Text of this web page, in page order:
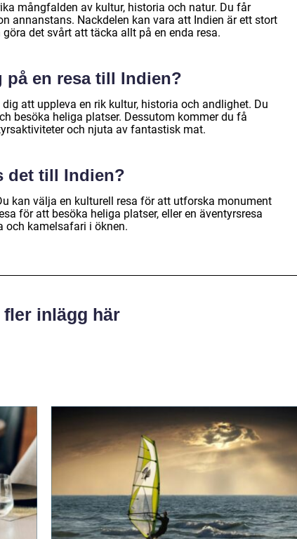
mångfalden av kultur, historia och natur. Du får
annanstans. Nackdelen kan vara att Indien är ett stort
det svårt att täcka allt på en enda resa.
på en resa till Indien?
att uppleva en rik kultur, historia och andlighet. Du
besöka heliga platser. Dessutom kommer du få
och njuta av fantastisk mat.
det till Indien?
kan välja en kulturell resa för att utforska monument
för att besöka heliga platser, eller en äventyrsresa
och kamelsafari i öknen.
fler inlägg här